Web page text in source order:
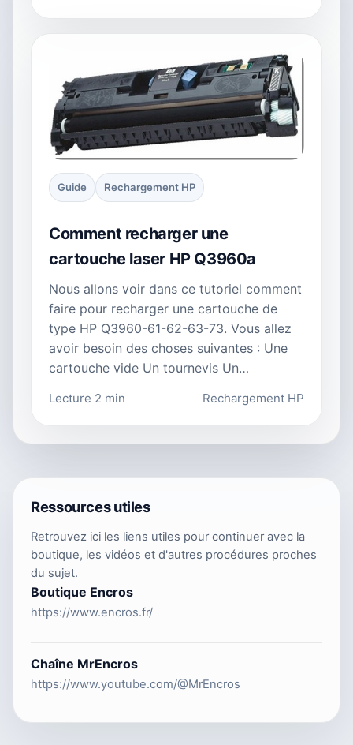
Guide Rechargement HP
Comment recharger une
cartouche laser HP Q3960a
Nous allons voir dans ce tutoriel comment
faire pour recharger une cartouche de
type HP Q3960-61-62-63-73. Vous allez
avoir besoin des choses suivantes : Une
cartouche vide Un tournevis Un…
Lecture 2 min Rechargement HP
Ressources utiles
Retrouvez ici les liens utiles pour continuer avec la
boutique, les vidéos et d'autres procédures proches
du sujet.
Boutique Encros
https://www.encros.fr/
Chaîne MrEncros
https://www.youtube.com/@MrEncros